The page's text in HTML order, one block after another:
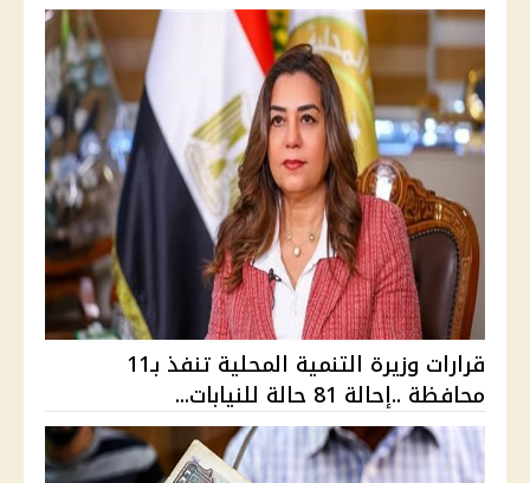
قرارات وزيرة التنمية المحلية تنفذ بـ11
محافظة ..إحالة 81 حالة للنيابات...